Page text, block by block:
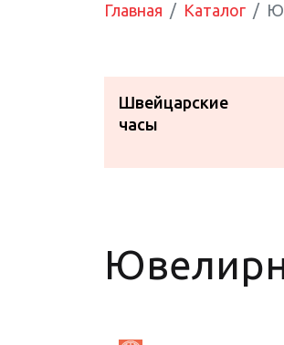
Главная Каталог
Швейцарские
часы